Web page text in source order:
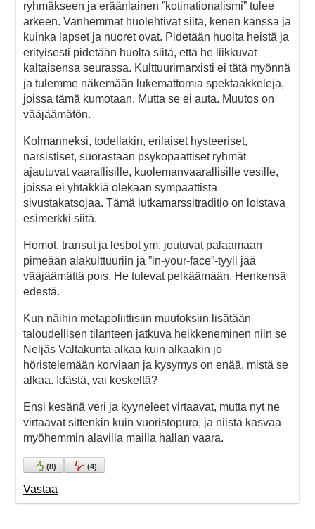
ryhmäkseen ja eräänlainen ”kotinationalismi” tulee
arkeen. Vanhemmat huolehtivat siitä, kenen kanssa ja
kuinka lapset ja nuoret ovat. Pidetään huolta heistä ja
erityisesti pidetään huolta siitä, että he liikkuvat
kaltaisensa seurassa. Kulttuurimarxisti ei tätä myönnä
ja tulemme näkemään lukemattomia spektaakkeleja,
joissa tämä kumotaan. Mutta se ei auta. Muutos on
vääjäämätön.
Kolmanneksi, todellakin, erilaiset hysteeriset,
narsistiset, suorastaan psykopaattiset ryhmät
ajautuvat vaarallisille, kuolemanvaarallisille vesille,
joissa ei yhtäkkiä olekaan sympaattista
sivustakatsojaa. Tämä lutkamarssitraditio on loistava
esimerkki siitä.
Homot, transut ja lesbot ym. joutuvat palaamaan
pimeään alakulttuuriin ja ”in-your-face”-tyyli jää
vääjäämättä pois. He tulevat pelkäämään. Henkensä
edestä.
Kun näihin metapoliittisiin muutoksiin lisätään
taloudellisen tilanteen jatkuva heikkeneminen niin se
Neljäs Valtakunta alkaa kuin alkaakin jo
höristelemään korviaan ja kysymys on enää, mistä se
alkaa. Idästä, vai keskeltä?
Ensi kesänä veri ja kyyneleet virtaavat, mutta nyt ne
virtaavat sittenkin kuin vuoristopuro, ja niistä kasvaa
myöhemmin alavilla mailla hallan vaara.
(8) (4)
Vastaa